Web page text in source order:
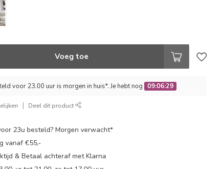
Voeg toe
voor 23.00 uur is morgen in huis*. Je hebt nog 09:06:28
Deel dit product
23u besteld? Morgen verwacht*
vanaf €55,-
& Betaal achteraf met Klarna